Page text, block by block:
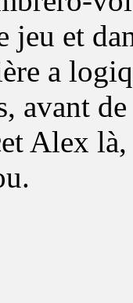
jeu et
a
avant
Alex